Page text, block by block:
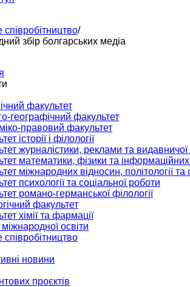
/
збiр болгарських медіа
факультет
географічний факультет
правовий факультет
історії і філології
журналістики, реклами та
математики, фізики та інформаційних
міжнародних відносин, політології та
психології та соціальної роботи
романо-германської філології
факультет
хімії та фармації
освіти
новини
проєктів